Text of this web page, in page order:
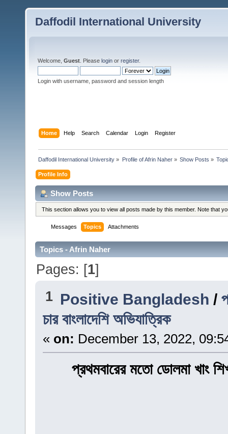
Daffodil International University
Welcome, Guest . Please login or register.
Login with username, password and session length
Home Help Search Calendar Login Register
Daffodil International University » Profile of Afrin Naher» Show Posts »
Profile Info
Show Posts
This section allows you to view all posts made by this member. Note that
Messages Topics Attachments
Topics - Afrin Naher
Pages: [1]
1 Positive Bangladesh /
চার বাংলাদেশি অভিযাত্রিক
« on: December 13, 2022,
প্রথমবারের মতো ডোলমা খাং